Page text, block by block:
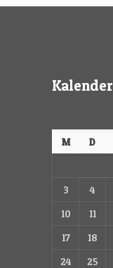
Kalender
M D
3
4
10
11
17
18
24
25